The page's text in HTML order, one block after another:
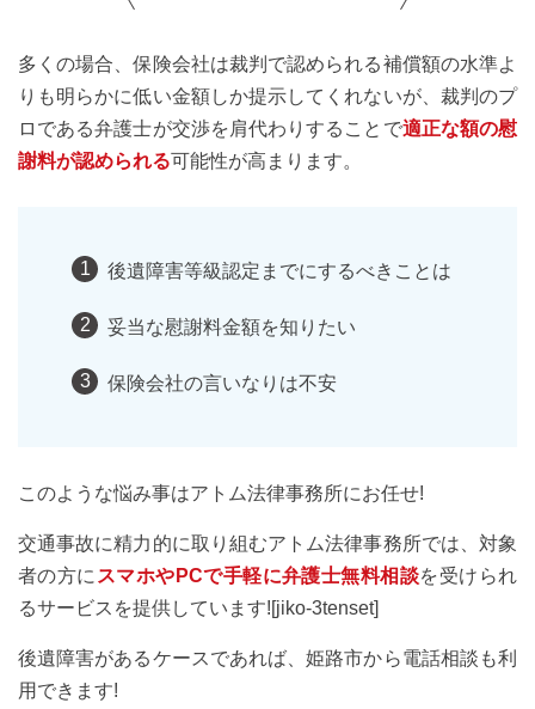
多くの場合、保険会社は裁判で認められる補償額の水準よ
りも明らかに低い金額しか提示してくれないが、裁判のプ
ロである弁護士が交渉を肩代わりすることで適正な額の慰
謝料が認められる可能性が高まります。
後遺障害等級認定までにするべきことは
妥当な慰謝料金額を知りたい
保険会社の言いなりは不安
このような悩み事はアトム法律事務所にお任せ!
交通事故に精力的に取り組むアトム法律事務所では、対象
者の方に スマホやPCで手軽に弁護士無料相談を受けられ
るサービスを提供しています![jiko-3tenset]
後遺障害があるケースであれば、姫路市から電話相談も利
用できます!